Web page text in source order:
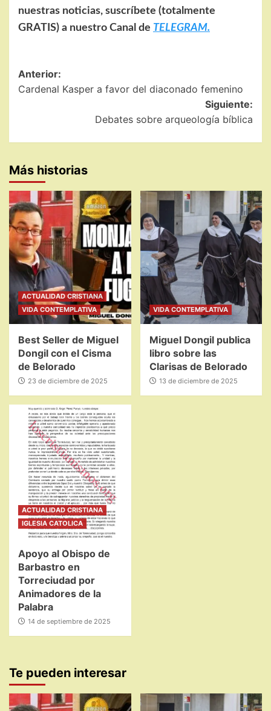
nuestras noticias, suscríbete (totalmente
GRATIS) a nuestro Canal de TELEGRAM.
Navegación
de
entradas
Anterior:
Cardenal Kasper a favor del diaconado femenino
Siguiente:
Debates sobre arqueología bíblica
Más historias
ACTUALIDAD CRISTIANA
VIDA CONTEMPLATIVA
Best Seller de Miguel
Dongil con el Cisma
de Belorado
23 de diciembre de 2025
VIDA CONTEMPLATIVA
Miguel Dongil publica
libro sobre las
Clarisas de Belorado
13 de diciembre de 2025
ACTUALIDAD CRISTIANA
IGLESIA CATOLICA
Apoyo al Obispo de
Barbastro en
Torreciudad por
Animadores de la
Palabra
14 de septiembre de 2025
Te pueden interesar